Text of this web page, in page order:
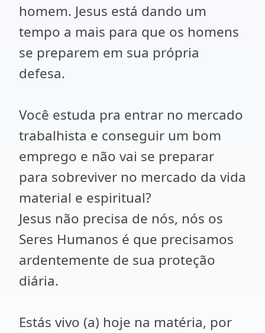
homem. Jesus está dando um
tempo a mais para que os homens
se preparem em sua própria
defesa.
Você estuda pra entrar no mercado
trabalhista e conseguir um bom
emprego e não vai se preparar
para sobreviver no mercado da vida
material e espiritual?
Jesus não precisa de nós, nós os
Seres Humanos é que precisamos
ardentemente de sua proteção
diária.
Estás vivo (a) hoje na matéria, por